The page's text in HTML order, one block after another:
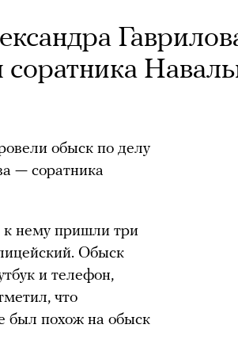
обыск по делу
— соратника
к нему пришли три
Обыск
и телефон,
что
был похож на обыск